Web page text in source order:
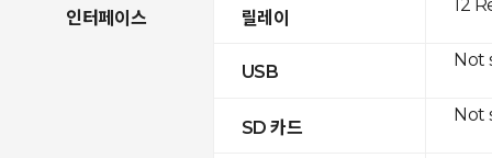
인터페이스 릴레이
USB
SD 카드
12
Not
Not